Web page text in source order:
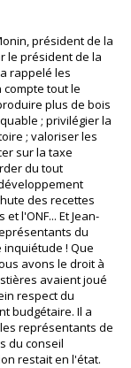
président de la
le président de la
rappelé les
tout le
plus de bois
; privilégier la
; valoriser les
sur la taxe
du tout
des recettes
l'ONF... Et Jean-
du
! Que
avons le droit à
avaient joué
respect du
budgétaire. Il a
représentants de
du conseil
restait en l'état.